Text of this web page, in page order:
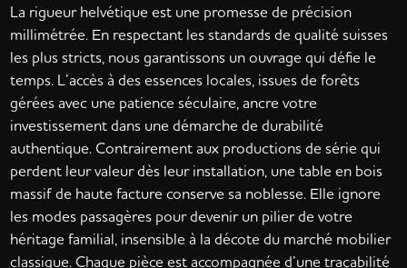
La rigueur helvétique est une promesse de précision
millimétrée. En respectant les standards de qualité suisses
les plus stricts, nous garantissons un ouvrage qui défie le
temps. L’accès à des essences locales, issues de forêts
gérées avec une patience séculaire, ancre votre
investissement dans une démarche de durabilité
authentique. Contrairement aux productions de série qui
perdent leur valeur dès leur installation, une table en bois
massif de haute facture conserve sa noblesse. Elle ignore
les modes passagères pour devenir un pilier de votre
héritage familial, insensible à la décote du marché mobilier
classique. Chaque pièce est accompagnée d’une traçabilité